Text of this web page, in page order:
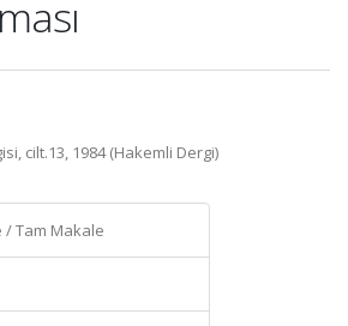
cilt.13, 1984 (Hakemli Dergi)
/ Tam Makale